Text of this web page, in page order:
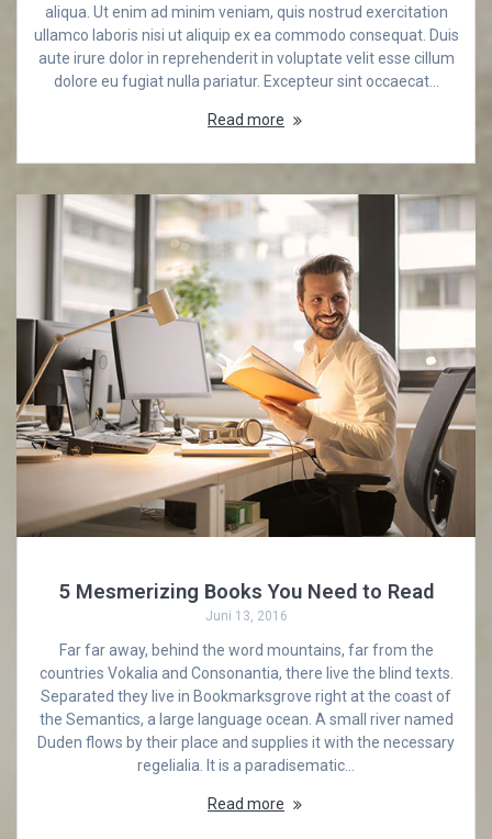
aliqua. Ut enim ad minim veniam, quis nostrud exercitation
ullamco laboris nisi ut aliquip ex ea commodo consequat. Duis
aute irure dolor in reprehenderit in voluptate velit esse cillum
dolore eu fugiat nulla pariatur. Excepteur sint occaecat…
Read more
5 Mesmerizing Books You Need to Read
Juni 13, 2016
Far far away, behind the word mountains, far from the
countries Vokalia and Consonantia, there live the blind texts.
Separated they live in Bookmarksgrove right at the coast of
the Semantics, a large language ocean. A small river named
Duden flows by their place and supplies it with the necessary
regelialia. It is a paradisematic…
Read more